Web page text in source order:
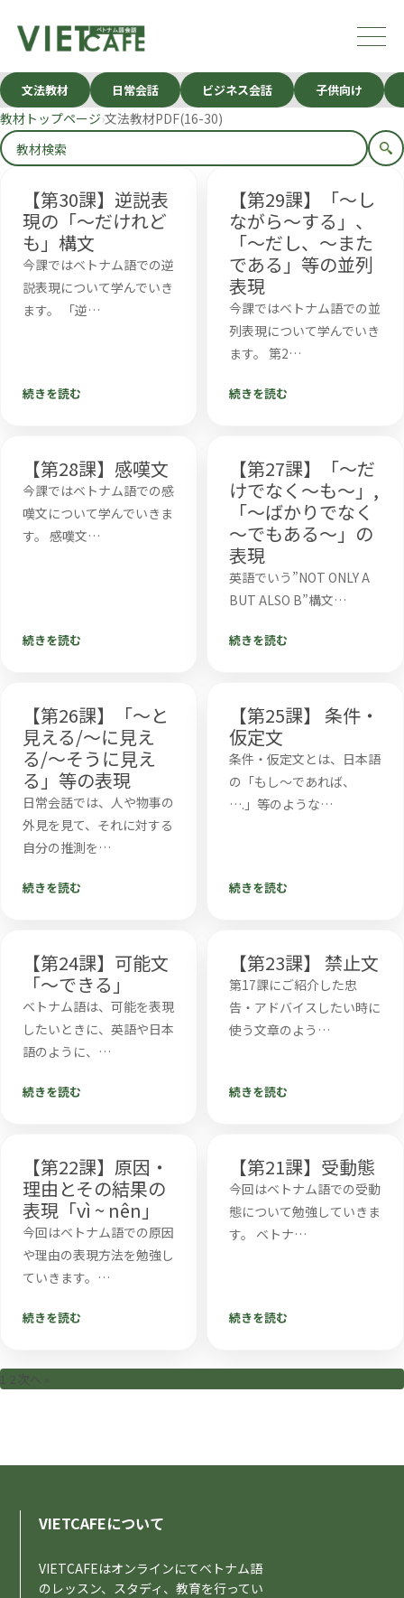
文法教材 日常会話 ビジネス会話 子供向け
教材トップページ 文法教材PDF(16-30)
【第30課】逆説表
現の「～だけれど
も」構文
今課ではベトナム語での逆
説表現について学んでいき
ます。 「逆…
続きを読む
【第29課】「～し
ながら～する」、
「～だし、～また
である」等の並列
表現
今課ではベトナム語での並
列表現について学んでいき
ます。 第2…
続きを読む
【第28課】感嘆文
今課ではベトナム語での感
嘆文について学んでいきま
す。 感嘆文…
続きを読む
【第27課】「～だ
けでなく～も～」,
「～ばかりでなく
～でもある～」の
表現
英語でいう”NOT ONLY A
BUT ALSO B”構文…
続きを読む
【第26課】「～と
見える/～に見え
る/～そうに見え
る」等の表現
日常会話では、人や物事の
外見を見て、それに対する
自分の推測を…
続きを読む
【第25課】 条件・
仮定文
条件・仮定文とは、日本語
の「もし～であれば、
….」等のような…
続きを読む
【第24課】可能文
「～できる」
ベトナム語は、可能を表現
したいときに、英語や日本
語のように、…
続きを読む
【第23課】 禁止文
第17課にご紹介した忠
告・アドバイスしたい時に
使う文章のよう…
続きを読む
【第22課】原因・
理由とその結果の
表現「vì ~ nên」
今回はベトナム語での原因
や理由の表現方法を勉強し
ていきます。…
続きを読む
【第21課】受動態
今回はベトナム語での受動
態について勉強していきま
す。 ベトナ…
続きを読む
投
ゲ
1 2 次へ »
VIETCAFEについて
VIETCAFEはオンラインにてベトナム語
のレッスン、スタディ、教育を行ってい